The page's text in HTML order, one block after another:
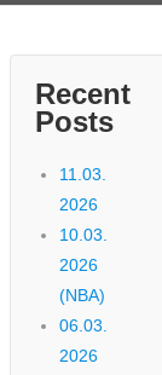
Recent
Posts
11.03.
2026
10.03.
2026
(NBA)
06.03.
2026